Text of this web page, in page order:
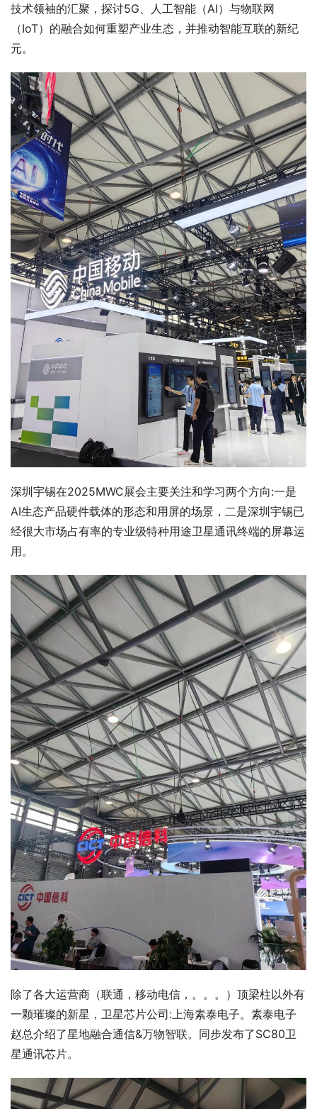
技术领袖的汇聚，探讨5G、人工智能（AI）与物联网
（IoT）的融合如何重塑产业生态，并推动智能互联的新纪
元。
深圳宇锡在2025MWC展会主要关注和学习两个方向:一是
AI生态产品硬件载体的形态和用屏的场景，二是深圳宇锡已
经很大市场占有率的专业级特种用途卫星通讯终端的屏幕运
用。
除了各大运营商（联通，移动电信，。。。）顶梁柱以外有
一颗璀璨的新星，卫星芯片公司:上海素泰电子。素泰电子
赵总介绍了星地融合通信&万物智联。同步发布了SC80卫
星通讯芯片。